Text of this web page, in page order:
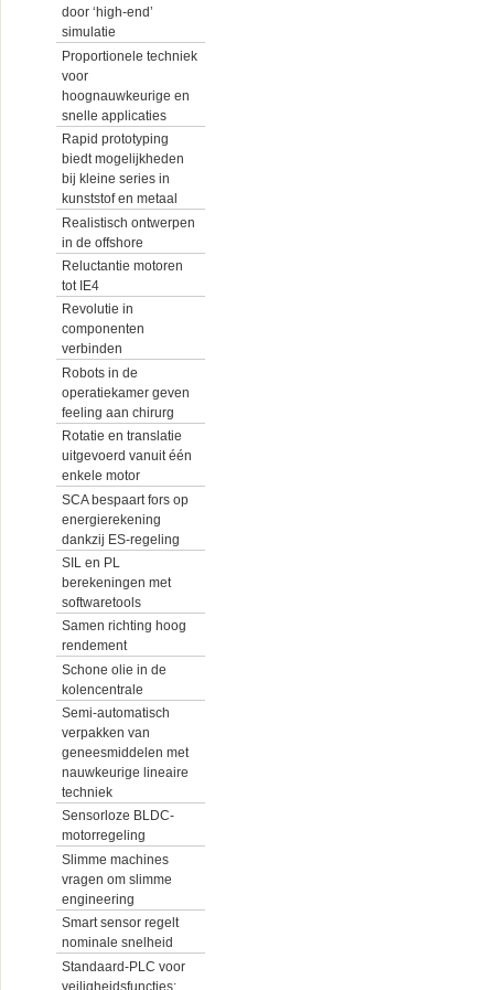
door ‘high-end’
simulatie
Proportionele techniek
voor
hoognauwkeurige en
snelle applicaties
Rapid prototyping
biedt mogelijkheden
bij kleine series in
kunststof en metaal
Realistisch ontwerpen
in de offshore
Reluctantie motoren
tot IE4
Revolutie in
componenten
verbinden
Robots in de
operatiekamer geven
feeling aan chirurg
Rotatie en translatie
uitgevoerd vanuit één
enkele motor
SCA bespaart fors op
energierekening
dankzij ES-regeling
SIL en PL
berekeningen met
softwaretools
Samen richting hoog
rendement
Schone olie in de
kolencentrale
Semi-automatisch
verpakken van
geneesmiddelen met
nauwkeurige lineaire
techniek
Sensorloze BLDC-
motorregeling
Slimme machines
vragen om slimme
engineering
Smart sensor regelt
nominale snelheid
Standaard-PLC voor
veiligheidsfuncties: